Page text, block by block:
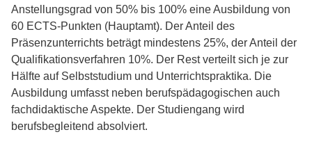
Anstellungsgrad von 50% bis 100% eine Ausbildung von
60 ECTS-Punkten (Hauptamt). Der Anteil des
Präsenzunterrichts beträgt mindestens 25%, der Anteil der
Qualifikationsverfahren 10%. Der Rest verteilt sich je zur
Hälfte auf Selbststudium und Unterrichtspraktika. Die
Ausbildung umfasst neben berufspädagogischen auch
fachdidaktische Aspekte. Der Studiengang wird
berufsbegleitend absolviert.